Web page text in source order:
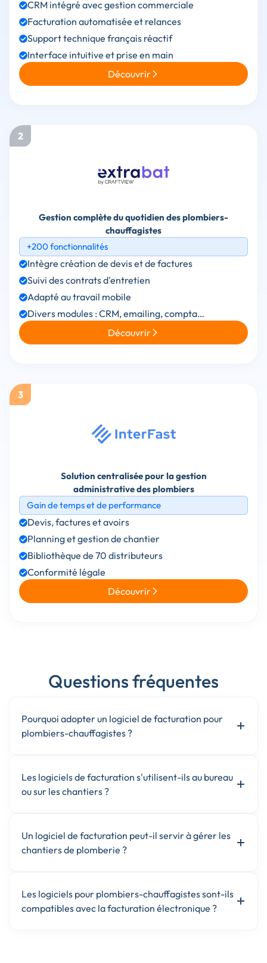
CRM intégré avec gestion commerciale
Facturation automatisée et relances
Support technique français réactif
Interface intuitive et prise en main
Découvrir
2
Gestion complète du quotidien des plombiers-
chauffagistes
+200 fonctionnalités
Intègre création de devis et de factures
Suivi des contrats d'entretien
Adapté au travail mobile
Divers modules : CRM, emailing, compta…
Découvrir
3
Solution centralisée pour la gestion
administrative des plombiers
Gain de temps et de performance
Devis, factures et avoirs
Planning et gestion de chantier
Bibliothèque de 70 distributeurs
Conformité légale
Découvrir
Questions fréquentes
Pourquoi adopter un logiciel de facturation pour
plombiers-chauffagistes ?
Les logiciels de facturation s'utilisent-ils au bureau
ou sur les chantiers ?
Un logiciel de facturation peut-il servir à gérer les
chantiers de plomberie ?
Les logiciels pour plombiers-chauffagistes sont-ils
compatibles avec la facturation électronique ?